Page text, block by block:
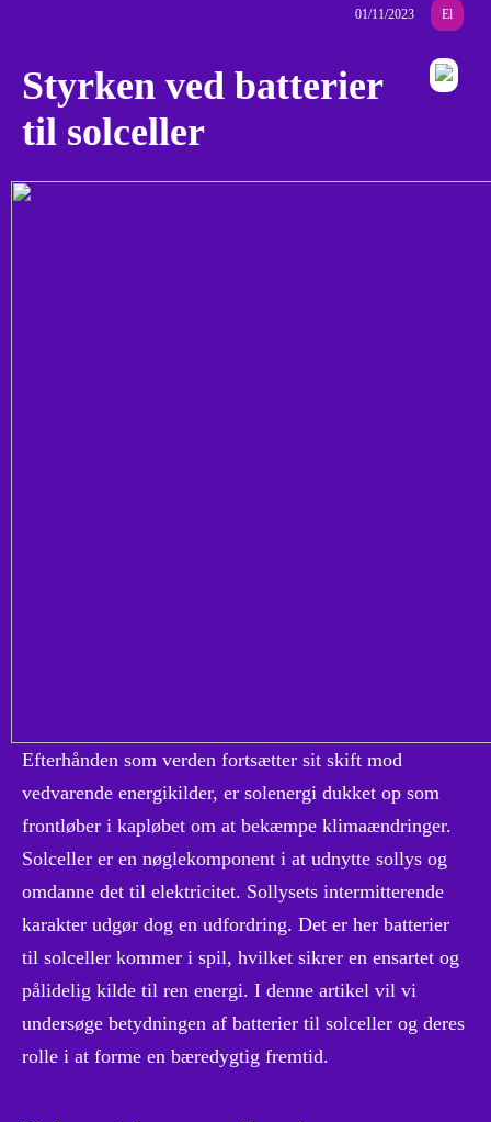
01/11/2023 El
Styrken ved batterier
til solceller
Efterhånden som verden fortsætter sit skift mod
vedvarende energikilder, er solenergi dukket op som
frontløber i kapløbet om at bekæmpe klimaændringer.
Solceller er en nøglekomponent i at udnytte sollys og
omdanne det til elektricitet. Sollysets intermitterende
karakter udgør dog en udfordring. Det er her batterier
til solceller kommer i spil, hvilket sikrer en ensartet og
pålidelig kilde til ren energi. I denne artikel vil vi
undersøge betydningen af ​​batterier til solceller og deres
rolle i at forme en bæredygtig fremtid.